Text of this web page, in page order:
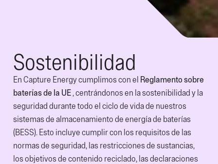
Sostenibilidad
En Capture Energy cumplimos con el Reglamento sobre
baterías de la UE, centrándonos en la sostenibilidad y la
seguridad durante todo el ciclo de vida de nuestros
sistemas de almacenamiento de energía de baterías
(BESS). Esto incluye cumplir con los requisitos de las
normas de seguridad, las restricciones de sustancias,
los objetivos de contenido reciclado, las declaraciones